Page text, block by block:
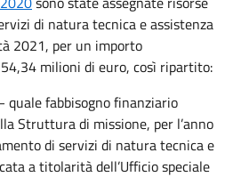
di natura tecnica e assistenza
2021, per un importo
milioni di euro, così ripartito:
quale fabbisogno finanziario
Struttura di missione, per l’anno
di servizi di natura tecnica e
a titolarità dell’Ufficio speciale